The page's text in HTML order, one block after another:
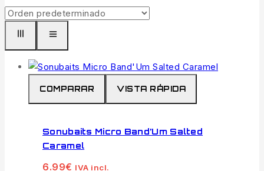
COMPARAR VISTA RÁPIDA
Sonubaits Micro Band’Um Salted
Caramel
6.99€ IVA incl.